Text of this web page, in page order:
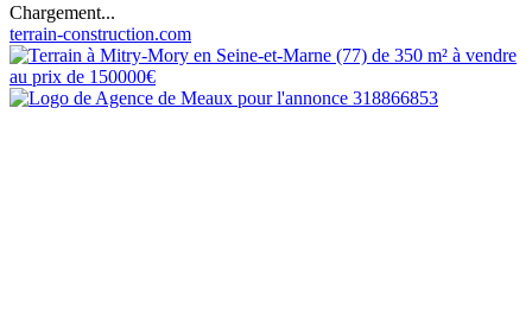
Chargement...
terrain-construction.com